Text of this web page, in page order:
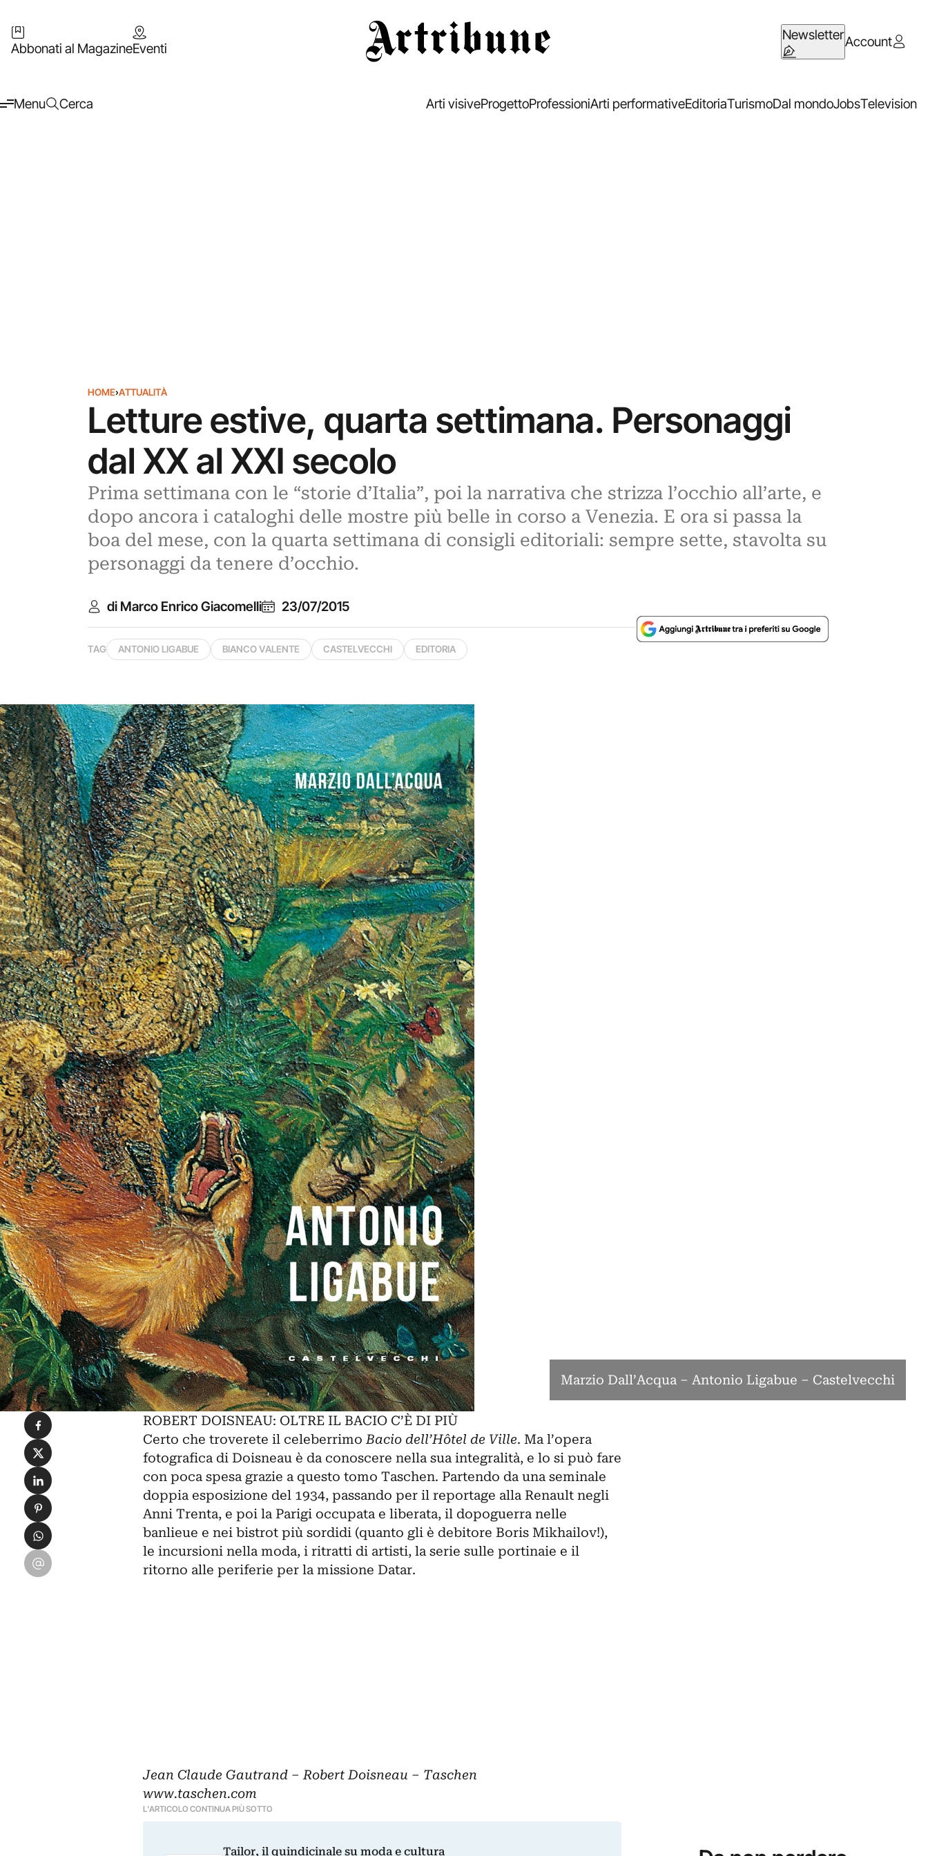
Abbonati al MagazineEventi
NewsletterAccount
Menu Cerca Arti visiveProgettoProfessioniArti performativeEditoriaTurismoDal mondoJobsTelevision
HOME›ATTUALITÀ
Letture estive, quarta settimana. Personaggi
dal XX al XXI secolo
Prima settimana con le “storie d’Italia”, poi la narrativa che strizza l’occhio all’arte, e
dopo ancora i cataloghi delle mostre più belle in corso a Venezia. E ora si passa la
boa del mese, con la quarta settimana di consigli editoriali: sempre sette, stavolta su
personaggi da tenere d’occhio.
di Marco Enrico Giacomelli 23/07/2015
TAG ANTONIO LIGABUE BIANCO VALENTE CASTELVECCHI EDITORIA
Marzio Dall’Acqua – Antonio Ligabue – Castelvecchi
ROBERT DOISNEAU: OLTRE IL BACIO C’È DI PIÙ
Certo che troverete il celeberrimoBacio dell’Hôtel de Ville. Ma l’opera
fotografica di Doisneau è da conoscere nella sua integralità, e lo si può fare
con poca spesa grazie a questo tomo Taschen. Partendo da una seminale
doppia esposizione del 1934, passando per il reportage alla Renault negli
Anni Trenta, e poi la Parigi occupata e liberata, il dopoguerra nelle
banlieue e nei bistrot più sordidi (quanto gli è debitore Boris Mikhailov!),
le incursioni nella moda, i ritratti di artisti, la serie sulle portinaie e il
ritorno alle periferie per la missione Datar.
Jean Claude Gautrand – Robert Doisneau – Taschen
www.taschen.com
L'ARTICOLO CONTINUA PIÙ SOTTO
Tailor, il quindicinale su moda e cultura
Condividi su Facebook
Condividi su X
Condividi su LinkedIn
Condividi su Pinterest
Condividi su WhatsApp
Condividi su Email